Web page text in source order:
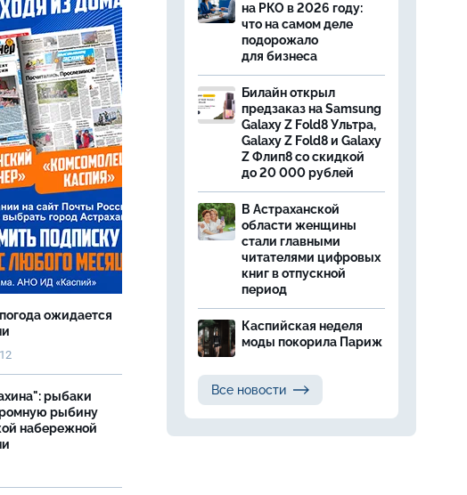
ожидается
рыбаки
рыбину
набережной
на РКО в 2026 году:
что на самом деле
подорожало
для бизнеса
Билайн открыл
предзаказ на Samsung
Galaxy Z Fold8 Ультра,
Galaxy Z Fold8 и Galaxy
Z Флип8 со скидкой
до 20 000 рублей
В Астраханской
области женщины
стали главными
читателями цифровых
книг в отпускной
период
Каспийская неделя
моды покорила Париж
Все новости